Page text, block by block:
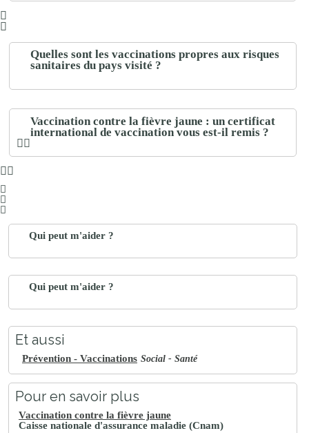
Quelles sont les vaccinations propres aux risques
sanitaires du pays visité ?
Vaccination contre la fièvre jaune : un certificat
international de vaccination vous est-il remis ?
Qui peut m'aider ?
Qui peut m'aider ?
Et aussi
Prévention - Vaccinations Social - Santé
Pour en savoir plus
Vaccination contre la fièvre jaune
Caisse nationale d'assurance maladie (Cnam)